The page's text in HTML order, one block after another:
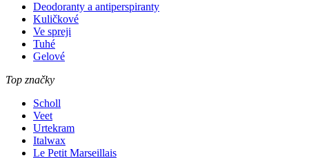
Deodoranty a antiperspiranty
Kuličkové
Ve spreji
Tuhé
Gelové
Top značky
Scholl
Veet
Urtekram
Italwax
Le Petit Marseillais